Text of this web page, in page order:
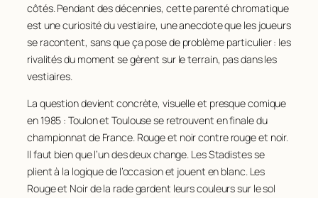
côtés. Pendant des décennies, cette parenté chromatique
est une curiosité du vestiaire, une anecdote que les joueurs
se racontent, sans que ça pose de problème particulier : les
rivalités du moment se gèrent sur le terrain, pas dans les
vestiaires.
La question devient concrète, visuelle et presque comique
en 1985 : Toulon et Toulouse se retrouvent en finale du
championnat de France. Rouge et noir contre rouge et noir.
Il faut bien que l’un des deux change. Les Stadistes se
plient à la logique de l’occasion et jouent en blanc. Les
Rouge et Noir de la rade gardent leurs couleurs sur le sol